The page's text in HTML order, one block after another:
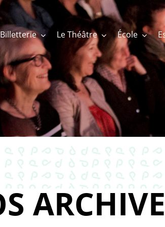
Billetterie Le Théâtre École